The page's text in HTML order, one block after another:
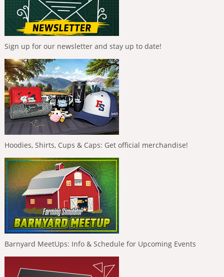
Sign up for our newsletter and stay up to date!
Hoodies, Shirts, Cups & Caps: Get official merchandise!
Barnyard MeetUps: Info & Schedule for Upcoming Events